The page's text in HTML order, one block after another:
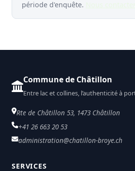
période d'enquête.
Commune de Châtillon
Entre lac et collines, l’authenticité à
Rte de Châtillon 53, 1473 Châtillon
+41 26 663 20 53
administration@chatillon-broye.ch
SERVICES